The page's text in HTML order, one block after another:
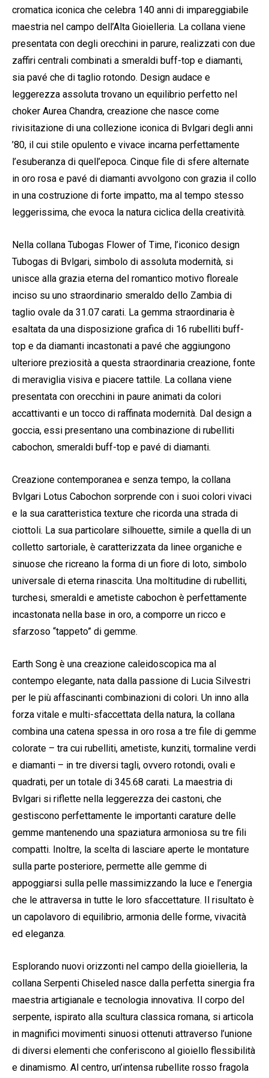
cromatica iconica che celebra 140 anni di impareggiabile
maestria nel campo dell’Alta Gioielleria. La collana viene
presentata con degli orecchini in parure, realizzati con due
zaffiri centrali combinati a smeraldi buff-top e diamanti,
sia pavé che di taglio rotondo. Design audace e
leggerezza assoluta trovano un equilibrio perfetto nel
choker Aurea Chandra, creazione che nasce come
rivisitazione di una collezione iconica di Bvlgari degli anni
’80, il cui stile opulento e vivace incarna perfettamente
l’esuberanza di quell’epoca. Cinque file di sfere alternate
in oro rosa e pavé di diamanti avvolgono con grazia il collo
in una costruzione di forte impatto, ma al tempo stesso
leggerissima, che evoca la natura ciclica della creatività.
Nella collana Tubogas Flower of Time, l’iconico design
Tubogas di Bvlgari, simbolo di assoluta modernità, si
unisce alla grazia eterna del romantico motivo floreale
inciso su uno straordinario smeraldo dello Zambia di
taglio ovale da 31.07 carati. La gemma straordinaria è
esaltata da una disposizione grafica di 16 rubelliti buff-
top e da diamanti incastonati a pavé che aggiungono
ulteriore preziosità a questa straordinaria creazione, fonte
di meraviglia visiva e piacere tattile. La collana viene
presentata con orecchini in paure animati da colori
accattivanti e un tocco di raffinata modernità. Dal design a
goccia, essi presentano una combinazione di rubelliti
cabochon, smeraldi buff-top e pavé di diamanti.
Creazione contemporanea e senza tempo, la collana
Bvlgari Lotus Cabochon sorprende con i suoi colori vivaci
e la sua caratteristica texture che ricorda una strada di
ciottoli. La sua particolare silhouette, simile a quella di un
colletto sartoriale, è caratterizzata da linee organiche e
sinuose che ricreano la forma di un fiore di loto, simbolo
universale di eterna rinascita. Una moltitudine di rubelliti,
turchesi, smeraldi e ametiste cabochon è perfettamente
incastonata nella base in oro, a comporre un ricco e
sfarzoso “tappeto” di gemme.
Earth Song è una creazione caleidoscopica ma al
contempo elegante, nata dalla passione di Lucia Silvestri
per le più affascinanti combinazioni di colori. Un inno alla
forza vitale e multi-sfaccettata della natura, la collana
combina una catena spessa in oro rosa a tre file di gemme
colorate – tra cui rubelliti, ametiste, kunziti, tormaline verdi
e diamanti – in tre diversi tagli, ovvero rotondi, ovali e
quadrati, per un totale di 345.68 carati. La maestria di
Bvlgari si riflette nella leggerezza dei castoni, che
gestiscono perfettamente le importanti carature delle
gemme mantenendo una spaziatura armoniosa su tre fili
compatti. Inoltre, la scelta di lasciare aperte le montature
sulla parte posteriore, permette alle gemme di
appoggiarsi sulla pelle massimizzando la luce e l’energia
che le attraversa in tutte le loro sfaccettature. Il risultato è
un capolavoro di equilibrio, armonia delle forme, vivacità
ed eleganza.
Esplorando nuovi orizzonti nel campo della gioielleria, la
collana Serpenti Chiseled nasce dalla perfetta sinergia fra
maestria artigianale e tecnologia innovativa. Il corpo del
serpente, ispirato alla scultura classica romana, si articola
in magnifici movimenti sinuosi ottenuti attraverso l’unione
di diversi elementi che conferiscono al gioiello flessibilità
e dinamismo. Al centro, un’intensa rubellite rosso fragola